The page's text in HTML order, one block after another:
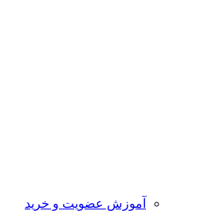
آموزش عضویت و خرید